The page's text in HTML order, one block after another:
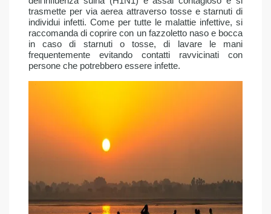
trasmette per via aerea attraverso tosse e starnuti di
individui infetti. Come per tutte le malattie infettive, si
raccomanda di coprire con un fazzoletto naso e bocca
in caso di starnuti o tosse, di lavare le mani
frequentemente evitando contatti ravvicinati con
persone che potrebbero essere infette.